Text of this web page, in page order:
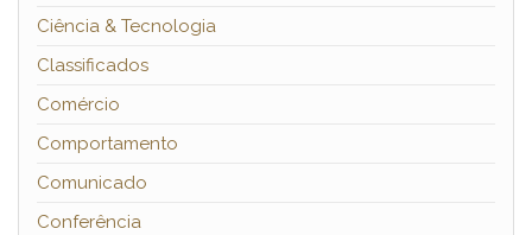
Ciência & Tecnologia
Classificados
Comércio
Comportamento
Comunicado
Conferência